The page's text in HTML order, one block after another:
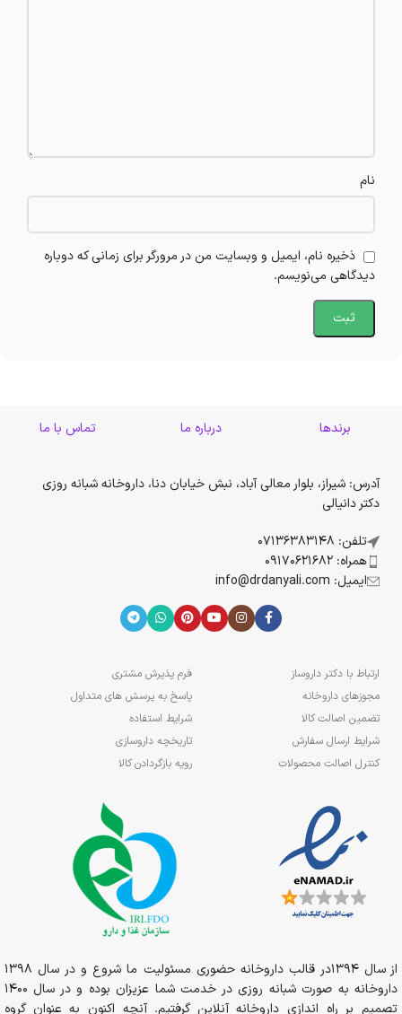
نام
ذخیره نام، ایمیل و وبسایت من در مرورگر برای زمانی که دوباره
دیدگاهی می‌نویسم.
برندها درباره ما تماس با ما
آدرس: شیراز، بلوار معالی آباد، نبش خیابان دنا، داروخانه شبانه روزی
دکتر دانیالی
تلفن: 07136383148
همراه: 09170621682
ایمیل: info@drdanyali.com
ارتباط با دکتر داروساز
مجوزهای داروخانه
تضمین اصالت کالا
شرایط ارسال سفارش
کنترل اصالت محصولات
فرم پذیرش مشتری
پاسخ به پرسش های متداول
شرایط استفاده
تاریخچه داروسازی
رویه بازگردادن کالا
از سال 1394در قالب داروخانه حضوری مسئولیت ما شروع و در سال 1398
داروخانه به صورت شبانه روزی در خدمت شما عزیزان بوده و در سال 1400
تصمیم بر راه اندازی داروخانه آنلاین گرفتیم. آنچه اکنون به عنوان گروه